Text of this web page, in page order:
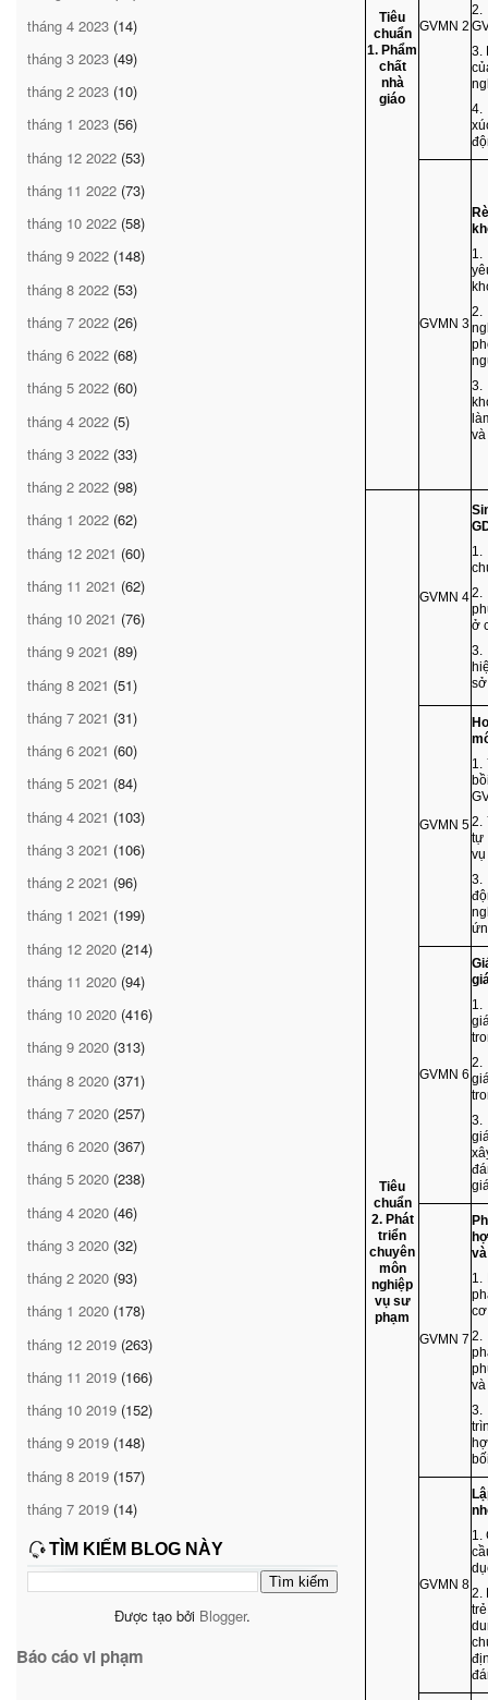
tháng 4 2023 (14)
tháng 3 2023 (49)
tháng 2 2023 (10)
tháng 1 2023 (56)
tháng 12 2022 (53)
tháng 11 2022 (73)
tháng 10 2022 (58)
tháng 9 2022 (148)
tháng 8 2022 (53)
tháng 7 2022 (26)
tháng 6 2022 (68)
tháng 5 2022 (60)
tháng 4 2022 (5)
tháng 3 2022 (33)
tháng 2 2022 (98)
tháng 1 2022 (62)
tháng 12 2021 (60)
tháng 11 2021 (62)
tháng 10 2021 (76)
tháng 9 2021 (89)
tháng 8 2021 (51)
tháng 7 2021 (31)
tháng 6 2021 (60)
tháng 5 2021 (84)
tháng 4 2021 (103)
tháng 3 2021 (106)
tháng 2 2021 (96)
tháng 1 2021 (199)
tháng 12 2020 (214)
tháng 11 2020 (94)
tháng 10 2020 (416)
tháng 9 2020 (313)
tháng 8 2020 (371)
tháng 7 2020 (257)
tháng 6 2020 (367)
tháng 5 2020 (238)
tháng 4 2020 (46)
tháng 3 2020 (32)
tháng 2 2020 (93)
tháng 1 2020 (178)
tháng 12 2019 (263)
tháng 11 2019 (166)
tháng 10 2019 (152)
tháng 9 2019 (148)
tháng 8 2019 (157)
tháng 7 2019 (14)
TÌM KIẾM BLOG NÀY
Được tạo bởi Blogger.
Báo cáo vi phạm
Tiêu
chuẩn
1. Phẩm
chất
nhà
giáo
GVMN 2
2.
3.
4.
GVMN 3
1.
3.
và
Tiêu
chuẩn
2. Phát
triển
chuyên
môn
nghiệp
vụ sư
phạm
GVMN 4
1.
ở
3.
GVMN 5
1.
2.
tự
3.
GVMN 6
1.
2.
3.
GVMN 7
1.
2.
3.
GVMN 8
1.
2.